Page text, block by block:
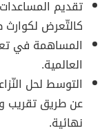
تقديم
كالتّعرض لكوارث
المساهمة في
العالمية.
التوسط لحل
عن طريق تقريب
نهائية.